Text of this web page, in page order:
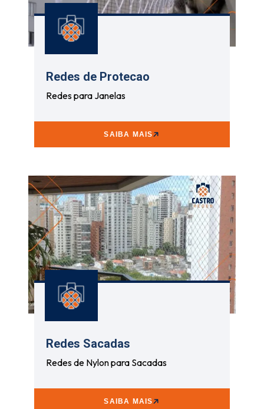
Redes de Protecao
Redes para Janelas
SAIBA MAIS
Redes Sacadas
Redes de Nylon para Sacadas
SAIBA MAIS